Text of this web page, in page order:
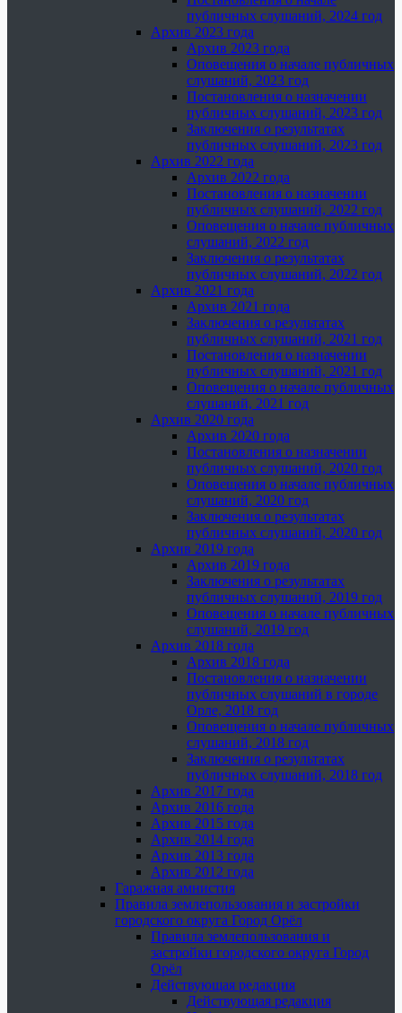
публичных слушаний, 2024 год
Архив 2023 года
Архив 2023 года
Оповещения о начале публичных
слушаний, 2023 год
Постановления о назначении
публичных слушаний, 2023 год
Заключения о результатах
публичных слушаний, 2023 год
Архив 2022 года
Архив 2022 года
Постановления о назначении
публичных слушаний, 2022 год
Оповещения о начале публичных
слушаний, 2022 год
Заключения о результатах
публичных слушаний, 2022 год
Архив 2021 года
Архив 2021 года
Заключения о результатах
публичных слушаний, 2021 год
Постановления о назначении
публичных слушаний, 2021 год
Оповещения о начале публичных
слушаний, 2021 год
Архив 2020 года
Архив 2020 года
Постановления о назначении
публичных слушаний, 2020 год
Оповещения о начале публичных
слушаний, 2020 год
Заключения о результатах
публичных слушаний, 2020 год
Архив 2019 года
Архив 2019 года
Заключения о результатах
публичных слушаний, 2019 год
Оповещения о начале публичных
слушаний, 2019 год
Архив 2018 года
Архив 2018 года
Постановления о назначении
публичных слушаний в городе
Орле, 2018 год
Оповещения о начале публичных
слушаний, 2018 год
Заключения о результатах
публичных слушаний, 2018 год
Архив 2017 года
Архив 2016 года
Архив 2015 года
Архив 2014 года
Архив 2013 года
Архив 2012 года
Гаражная амнистия
Правила землепользования и застройки
городского округа Город Орёл
Правила землепользования и
застройки городского округа Город
Орёл
Действующая редакция
Действующая редакция